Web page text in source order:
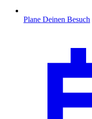
Plane Deinen Besuch